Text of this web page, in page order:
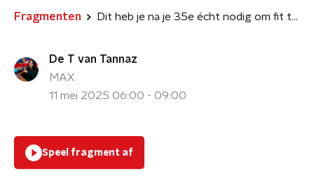
Fragmenten Dit heb je na je 35e écht nodig om fit te blijven
De T van Tannaz
MAX
11 mei 2025 06:00 - 09:00
Speel fragment af